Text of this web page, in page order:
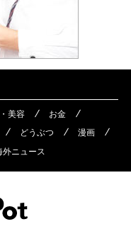
美容
お金
どうぶつ
漫画
外ニュース